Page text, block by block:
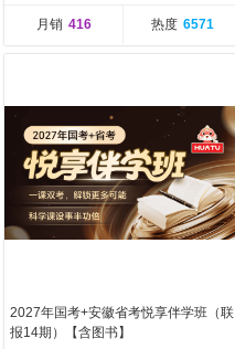
月销 416 热度 6571
2027年国考+安徽省考悦享伴学班（联
报14期）【含图书】